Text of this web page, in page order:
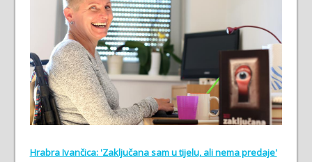
Hrabra Ivančica: 'Zaključana sam u tijelu, ali nema predaje'